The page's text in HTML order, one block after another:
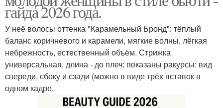
гайда 2026 года.
У неё волосы оттенка "Карамельный Бронд": тёплый
баланс коричневого и карамели, мягкие волны, лёгкая
небрежность, естественный объём. Стрижка
универсальная, длина - до плеч; показаны ракурсы: вид
спереди, сбоку и сзади (можно в виде трёх вставок в
одном кадре.